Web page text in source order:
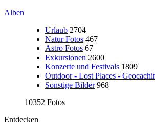
Alben
Urlaub 2704
Natur Fotos 467
Astro Fotos 67
Exkursionen 2600
Konzerte und Festivals 1809
Outdoor - Lost Places -
Sonstige Bilder 968
10352 Fotos
Entdecken